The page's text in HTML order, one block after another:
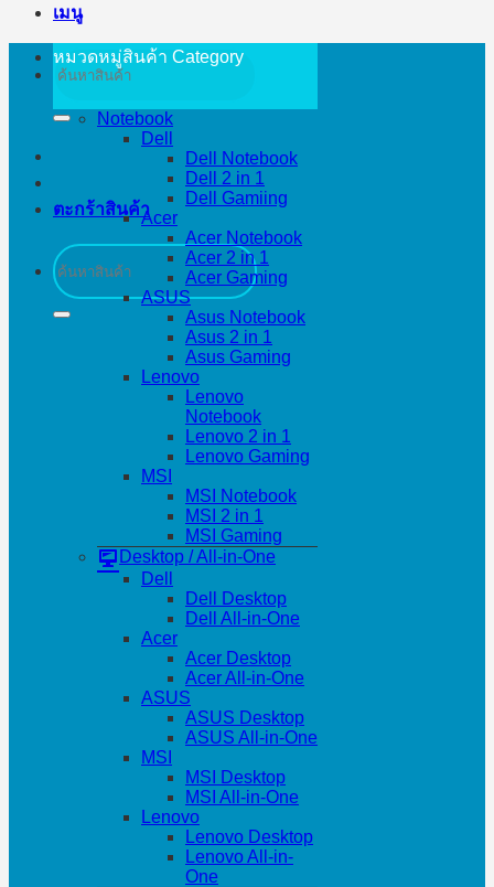
เมนู
ค้นหา:
ตะกร้าสินค้า
ค้นหา:
หมวดหมู่สินค้า Category
Notebook
Dell
Dell Notebook
Dell 2 in 1
Dell Gamiing
Acer
Acer Notebook
Acer 2 in 1
Acer Gaming
ASUS
Asus Notebook
Asus 2 in 1
Asus Gaming
Lenovo
Lenovo
Notebook
Lenovo 2 in 1
Lenovo Gaming
MSI
MSI Notebook
MSI 2 in 1
MSI Gaming
Desktop / All-in-One
Dell
Dell Desktop
Dell All-in-One
Acer
Acer Desktop
Acer All-in-One
ASUS
ASUS Desktop
ASUS All-in-One
MSI
MSI Desktop
MSI All-in-One
Lenovo
Lenovo Desktop
Lenovo All-in-
One